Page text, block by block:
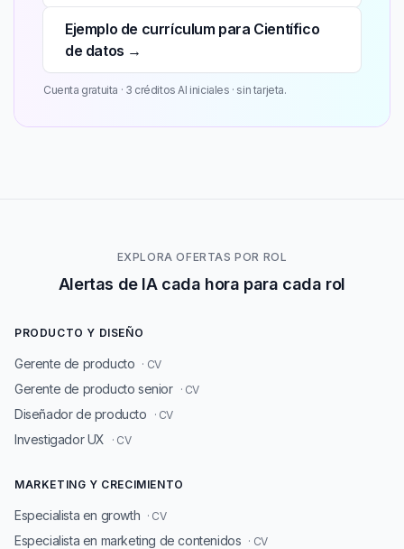
Ejemplo de currículum para Científico
de datos →
Cuenta gratuita · 3 créditos AI iniciales · sin tarjeta.
EXPLORA OFERTAS POR ROL
Alertas de IA cada hora para cada rol
PRODUCTO Y DISEÑO
Gerente de producto · CV
Gerente de producto senior · CV
Diseñador de producto · CV
Investigador UX · CV
MARKETING Y CRECIMIENTO
Especialista en growth · CV
Especialista en marketing de contenidos · CV